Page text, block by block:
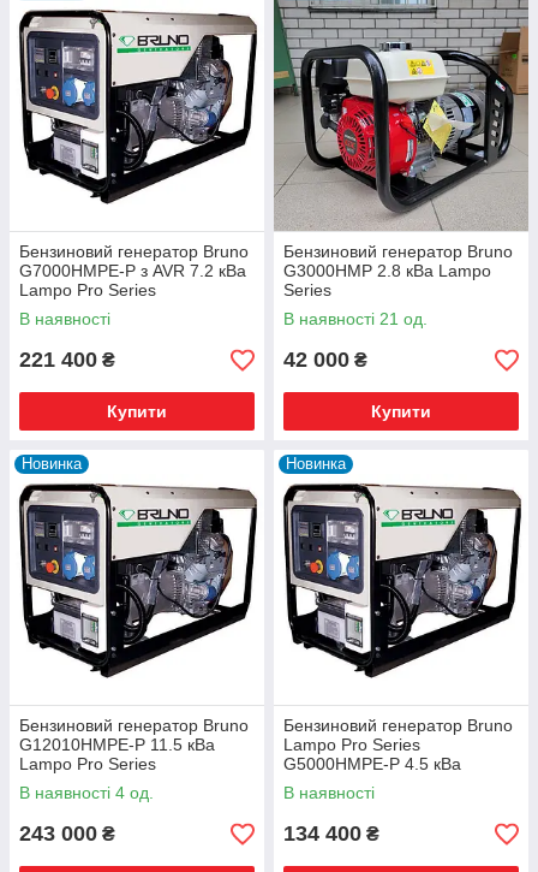
Бензиновий генератор Bruno
G7000HMPE-P з AVR 7.2 кВа
Lampo Pro Series
В наявності
221 400 ₴
Купити
Бензиновий генератор Bruno
G3000HMP 2.8 кВа Lampo
Series
В наявності 21 од.
42 000 ₴
Купити
Новинка
Бензиновий генератор Bruno
G12010HMPE-P 11.5 кВа
Lampo Pro Series
В наявності 4 од.
243 000 ₴
Новинка
Бензиновий генератор Bruno
Lampo Pro Series
G5000HMPE-P 4.5 кВа
В наявності
134 400 ₴